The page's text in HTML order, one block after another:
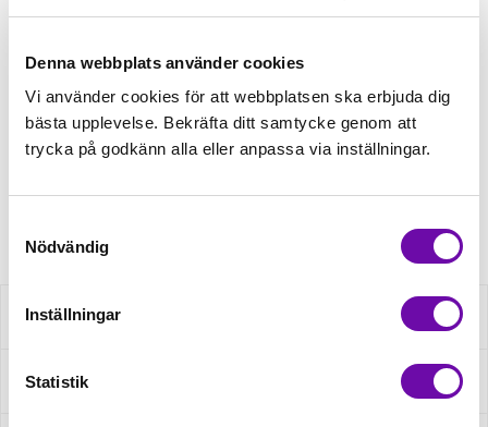
Denna webbplats använder cookies
Vi använder cookies för att webbplatsen ska erbjuda dig
bästa upplevelse. Bekräfta ditt samtycke genom att
trycka på godkänn alla eller anpassa via inställningar.
Nödvändig
Inställningar
Statistik
Finns i lager
Minsta beställning: 0.5 m
Beskrivning
Specifikation